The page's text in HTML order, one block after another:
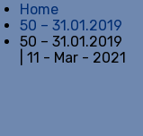
Home
50 – 31.01.2019
50 – 31.01.2019
| 11 - Mar - 2021